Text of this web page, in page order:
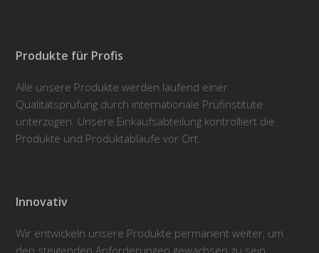
Produkte für Profis
Alle unsere Produkte werden laufend einer
Qualitätsprüfung durch internationale Prüfinstitute
unterzogen. Unsere Einkaufsabteilung kontrolliert die
Produkte und Produktabläufe vor Ort.
Innovativ
Wir entwickeln unsere Produkte permanent weiter, um
den steigenden Anforderungen gewachsen zu sein.